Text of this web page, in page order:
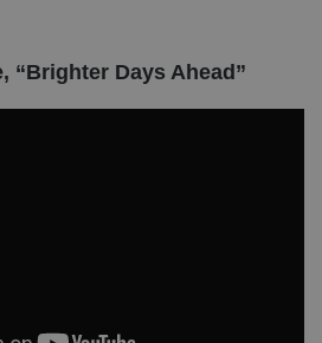
“Brighter Days Ahead”